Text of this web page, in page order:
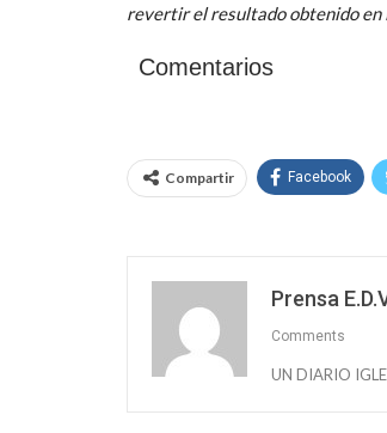
revertir el resultado obtenido en
Comentarios
Compartir Facebook
Prensa
Comments
UN DIARIO